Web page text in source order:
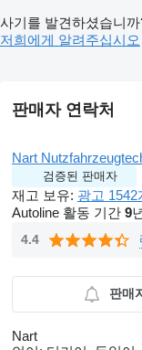
사기를 발견하셨습니
저희에게 알려주십시오
판매자 연락처
Nart
검증된 판매자
재고 보유: 광고 1542
Autoline 활동 기간 9
4.4
판매
Nart